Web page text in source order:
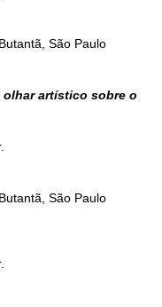
São Paulo
olhar artístico sobre o
São Paulo